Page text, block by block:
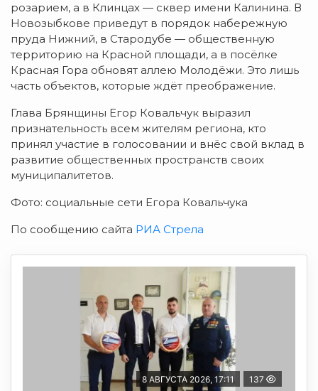
розарием, а в Клинцах — сквер имени Калинина. В
Новозыбкове приведут в порядок набережную
пруда Нижний, в Стародубе — общественную
территорию на Красной площади, а в посёлке
Красная Гора обновят аллею Молодёжи. Это лишь
часть объектов, которые ждёт преображение.
Глава Брянщины Егор Ковальчук выразил
признательность всем жителям региона, кто
принял участие в голосовании и внёс свой вклад в
развитие общественных пространств своих
муниципалитетов.
Фото: социальные сети Егора Ковальчука
По сообщению сайта РИА Стрела
8 АВГУСТА 2026, 17:11 137